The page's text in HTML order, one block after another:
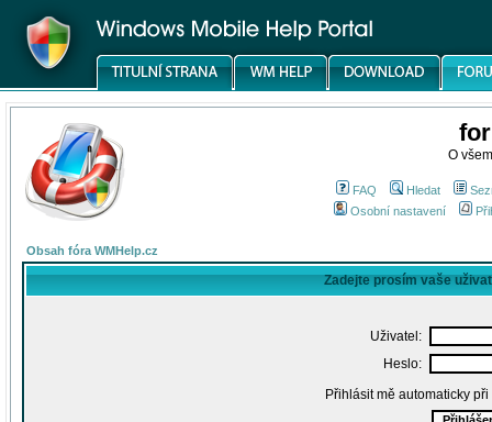
O
FAQ Hledat
Osobní nastavení
Obsah fóra WMHelp.cz
Zadejte prosím vaše
Uživatel:
Heslo:
Přihlásit mě automaticky